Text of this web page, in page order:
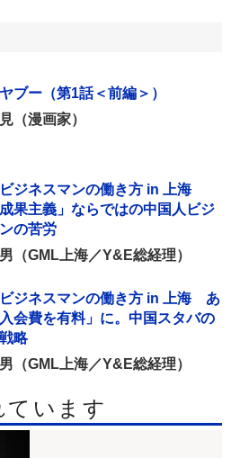
ブー（第1話＜前編＞）
（漫画家）
ジネスマンの働き方 in 上海
成果主義」ならではの中国人ビジ
の苦労
（GML上海／Y&E総経理）
ジネスマンの働き方 in 上海 あ
会費を有料」に。中国スタバの
略
（GML上海／Y&E総経理）
ています